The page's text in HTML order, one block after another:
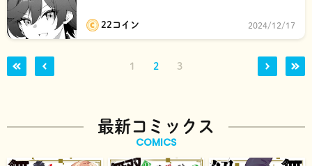
22コイン 2024/12/17
1 2 3
最新コミックス
COMICS